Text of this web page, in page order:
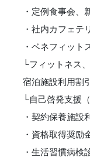
・定例食事会、
・社内カフェテ
・ベネフィット
└フィットネス
宿泊施設利用割
└自己啓発支援
・契約保養施
・資格取得奨励
・生活習慣病検